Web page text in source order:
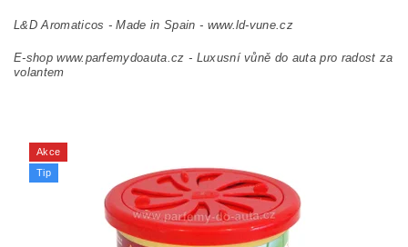
L&D Aromaticos - Made in Spain - www.ld-vune.cz
E-shop www.parfemydoauta.cz - Luxusní vůně do auta pro radost za
volantem
Akce
Tip